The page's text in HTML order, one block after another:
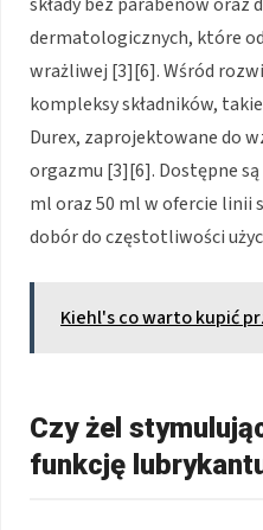
dermatologicznych, które
wrażliwej [3][6]. Wśród
kompleksy składników,
Durex, zaprojektowane do
orgazmu [3][6]. Dostępne
ml oraz 50 ml w ofercie linii
dobór do częstotliwości
Kiehl's co warto kupić
Czy żel
funkcję